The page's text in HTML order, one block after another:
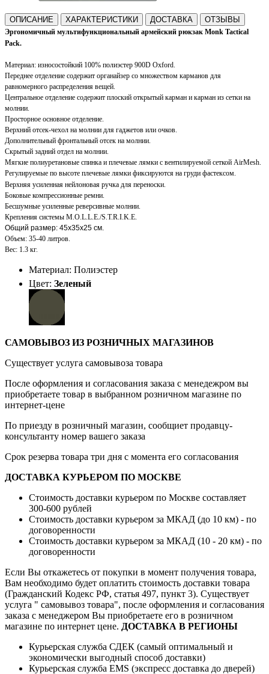
ОПИСАНИЕ ХАРАКТЕРИСТИКИ ДОСТАВКА ОТЗЫВЫ
Эргономичный мультифункциональный армейский рюкзак Monk Tactical
Pack.
Материал: износостойкий 100% полиэстер 900D Oxford.
Переднее отделение содержит органайзер со множеством карманов для
равномерного распределения вещей.
Центральное отделение содержит плоский открытый карман и карман из сетки на
молнии.
Просторное основное отделение.
Верхний отсек-чехол на молнии для гаджетов или очков.
Дополнительный фронтальный отсек на молнии.
Скрытый задний отдел на молнии.
Мягкие полиуретановые спинка и плечевые лямки с вентилируемой сеткой AirMesh.
Регулируемые по высоте плечевые лямки фиксируются на груди фастексом.
Верхняя усиленная нейлоновая ручка для переноски.
Боковые компрессионные ремни.
Бесшумные усиленные реверсивные молнии.
Крепления системы M.O.L.L.E./S.T.R.I.K.E.
Общий размер: 45х35х25 см.
Объем: 35-40 литров.
Вес: 1.3 кг.
Материал: Полиэстер
Цвет: Зеленый
САМОВЫВОЗ ИЗ РОЗНИЧНЫХ МАГАЗИНОВ
Существует услуга самовывоза товара
После оформления и согласования заказа с менедежром вы
приобретаете товар в выбранном розничном магазине по
интернет-цене
По приезду в розничный магазин, сообщиет продавцу-
консультанту номер вашего заказа
Срок резерва товара три дня с момента его согласования
ДОСТАВКА КУРЬЕРОМ ПО МОСКВЕ
Стоимость доставки курьером по Москве составляет
300-600 рублей
Стоимость доставки курьером за МКАД (до 10 км) - по
договоренности
Стоимость доставки курьером за МКАД (10 - 20 км) - по
договоренности
Если Вы откажетесь от покупки в момент получения товара,
Вам необходимо будет оплатить стоимость доставки товара
(Гражданский Кодекс РФ, статья 497, пункт 3). Существует
услуга " самовывоз товара", после оформления и согласования
заказа с менеджером Вы приобретаете его в розничном
магазине по интернет цене. ДОСТАВКА В РЕГИОНЫ
Курьерская служба СДЕК (самый оптимальный и
экономически выгодный способ доставки)
Курьерская служба EMS (экспресс доставка до дверей)